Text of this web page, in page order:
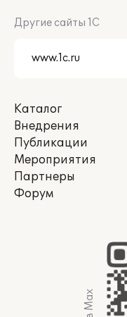
Другие сайты 1С
Каталог
Внедрения
Публикации
Мероприятия
Партнеры
Форум